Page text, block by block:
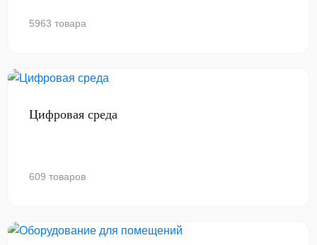
5963 товара
Цифровая среда
609 товаров